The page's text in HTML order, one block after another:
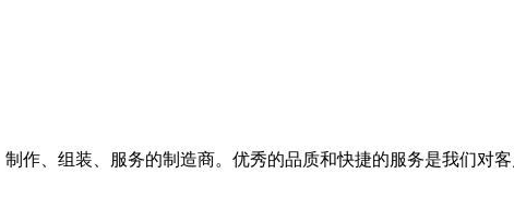
作、组装、服务的制造商。优秀的品质和快捷的服务是我们对